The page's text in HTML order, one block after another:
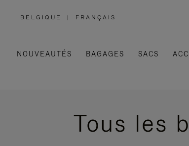
BELGIQUE
,
| FRANÇAIS
NOUVEAUTÉS BAGAGES SACS
Tous les